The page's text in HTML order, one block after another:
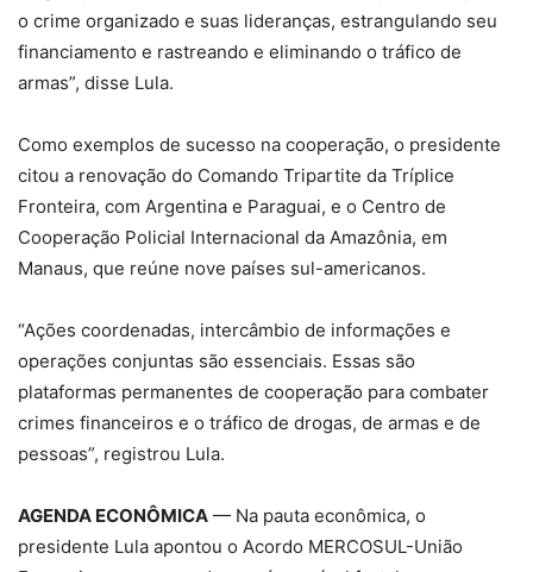
o crime organizado e suas lideranças, estrangulando seu
financiamento e rastreando e eliminando o tráfico de
armas”, disse Lula.
Como exemplos de sucesso na cooperação, o presidente
citou a renovação do Comando Tripartite da Tríplice
Fronteira, com Argentina e Paraguai, e o Centro de
Cooperação Policial Internacional da Amazônia, em
Manaus, que reúne nove países sul-americanos.
“Ações coordenadas, intercâmbio de informações e
operações conjuntas são essenciais. Essas são
plataformas permanentes de cooperação para combater
crimes financeiros e o tráfico de drogas, de armas e de
pessoas”, registrou Lula.
AGENDA ECONÔMICA — Na pauta econômica, o
presidente Lula apontou o Acordo MERCOSUL-União